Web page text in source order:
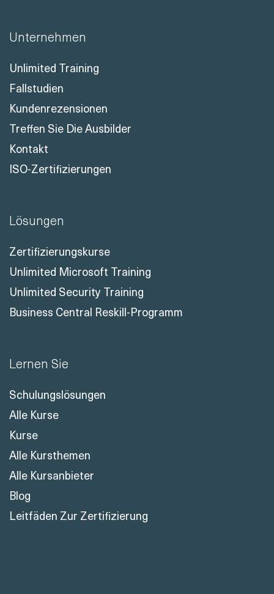
Unternehmen
Unlimited Training
Fallstudien
Kundenrezensionen
Treffen Sie Die Ausbilder
Kontakt
ISO-Zertifizierungen
Lösungen
Zertifizierungskurse
Unlimited Microsoft Training
Unlimited Security Training
Business Central Reskill-Programm
Lernen Sie
Schulungslösungen
Alle Kurse
Kurse
Alle Kursthemen
Alle Kursanbieter
Blog
Leitfäden Zur Zertifizierung